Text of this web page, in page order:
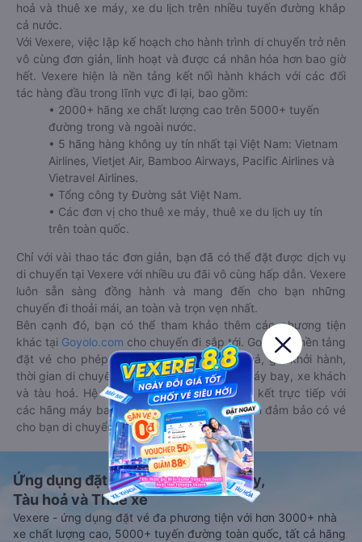
hoả và thuê xe máy, xe du lịch trên nhiều tuyến đường khắp
cả nước.
Với Vexere, việc lập kế hoạch cho hành trình di chuyển trở nên
vô cùng đơn giản, linh hoạt và được cá nhân hóa hơn bao giờ
hết. Vexere hiện là nền tảng kết nối hành khách với các đối
tác hàng đầu trong lĩnh vực đi lại, bao gồm:
• 2000+ hãng xe chất lượng cao trên 5000+ tuyến
đường trong và ngoài nước.
• 5 hãng hàng không uy tín nhất tại Việt Nam: Vietnam
Airlines, Vietjet Air, Bamboo Airways, Pacific Airlines và
Vietravel Airlines.
• Tổng công ty Đường sắt Việt Nam.
• Các đơn vị cho thuê xe máy, thuê xe du lịch uy tín
trên toàn quốc.
Chỉ với vài thao tác đơn giản, bạn đã có thể đặt được dịch vụ
di chuyển tại Vexere với nhiều ưu đãi vô cùng hấp dẫn. Vexere
luôn sẵn sàng đồng hành và mang đến cho bạn những
chuyến đi thoải mái, an toàn và trọn vẹn nhất.
Bên cạnh đó, bạn có thể tham khảo thêm các phương tiện
khác tại Goyolo.com cho chuyến đi sắp tới. Goyolo là nền tảng
đặt vé cho phép người dùng so sánh giá cả, giờ khởi hành,
thời gian di chuyển của nhiều phương tiện máy bay, xe khách
và tàu hoả. Hệ thống của Goyolo được liên kết trực tiếp với
các hãng máy bay, xe khách và tàu hoả, luôn đảm bảo có vé
cho bạn di chuyển.
Ứng dụng đặt vé Xe khách, Máy bay,
Tàu hoả và Thuê xe
Vexere - ứng dụng đặt vé đa phương tiện với hơn 3000+ nhà
xe chất lượng cao, 5000+ tuyến đường toàn quốc, tất cả hãng